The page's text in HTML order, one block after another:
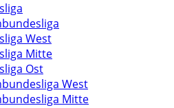
West
Mitte
Ost
West
Mitte